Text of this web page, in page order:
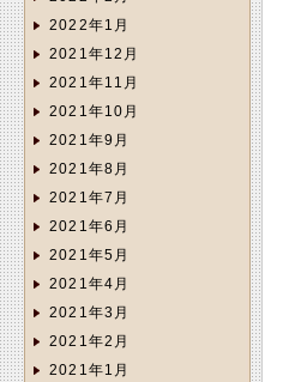
2022年1月
2021年12月
2021年11月
2021年10月
2021年9月
2021年8月
2021年7月
2021年6月
2021年5月
2021年4月
2021年3月
2021年2月
2021年1月